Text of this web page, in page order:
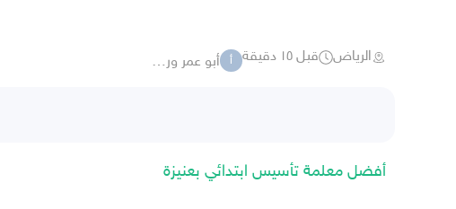
الرياض قبل ١٥ دقيقة أ أبو عمر ورهف
أفضل معلمة تأسيس ابتدائي بعنيزة